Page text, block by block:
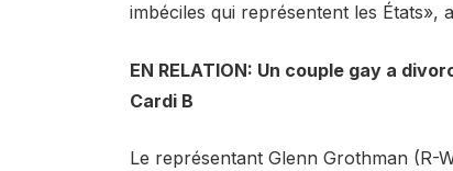
imbéciles qui représentent les États»,
EN RELATION: Un couple gay a
Cardi B
Le représentant Glenn Grothman (R-